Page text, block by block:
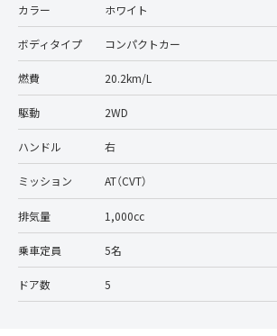
カラー ホワイト
ボディタイプ コンパクトカー
燃費 20.2km/L
駆動 2WD
ハンドル 右
ミッション AT（CVT）
排気量 1,000cc
乗車定員 5名
ドア数 5